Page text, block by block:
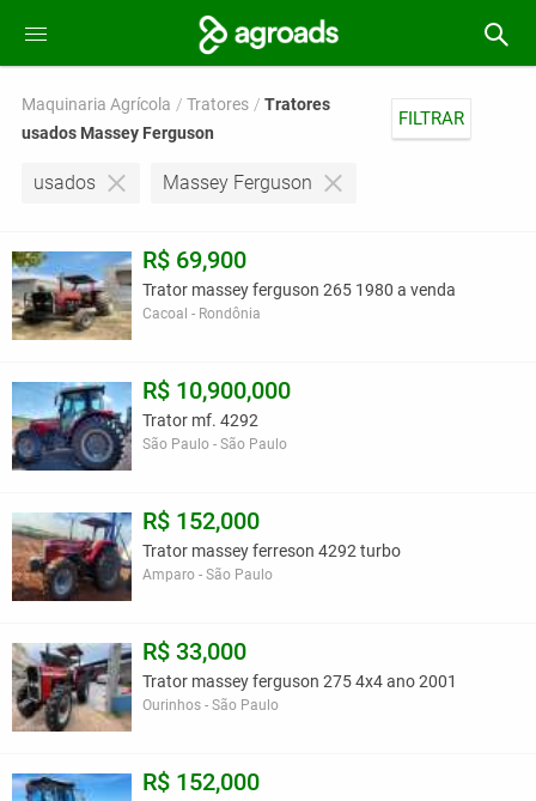
Maquinaria Agrícola Tratores
Tratores
usados Massey Ferguson
FILTRAR
usados Massey Ferguson
R$ 69,900
Trator massey ferguson 265 1980 a venda
Cacoal - Rondônia
R$ 10,900,000
Trator mf. 4292
São Paulo - São Paulo
R$ 152,000
Trator massey ferreson 4292 turbo
Amparo - São Paulo
R$ 33,000
Trator massey ferguson 275 4x4 ano 2001
Ourinhos - São Paulo
R$ 152,000